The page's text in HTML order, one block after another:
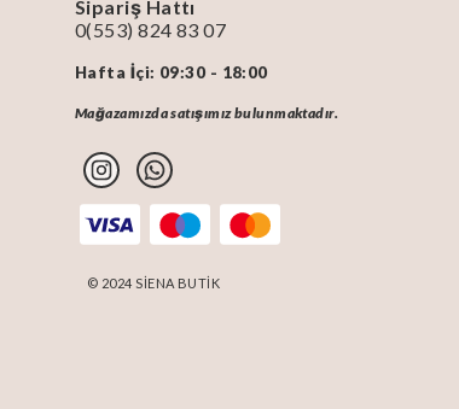
Sipariş Hattı
0(553) 824 83 07
Hafta İçi: 09:30 - 18:00
Mağazamızda satışımız bulunmaktadır.
© 2024 SİENA BUTİK